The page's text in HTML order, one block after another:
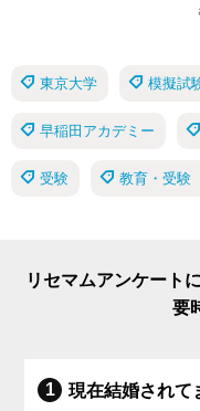
東京大学 模擬試
早稲田アカデミー
受験 教育・受験
リセマムアンケート
要
現在結婚されて